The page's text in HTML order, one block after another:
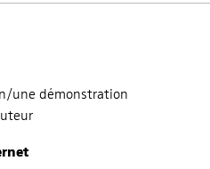
une démonstration